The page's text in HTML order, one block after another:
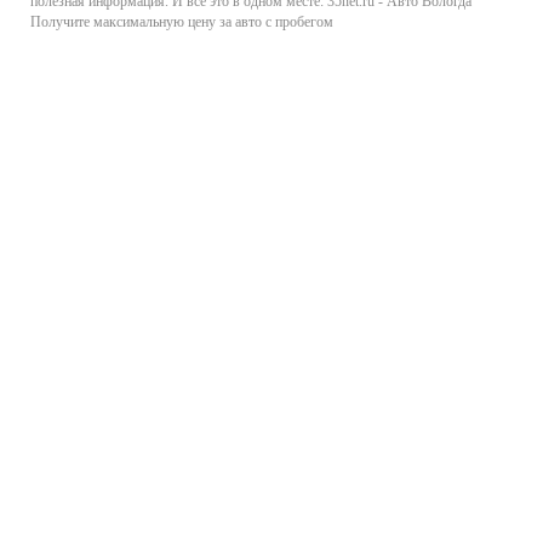
Получите максимальную цену за авто с пробегом